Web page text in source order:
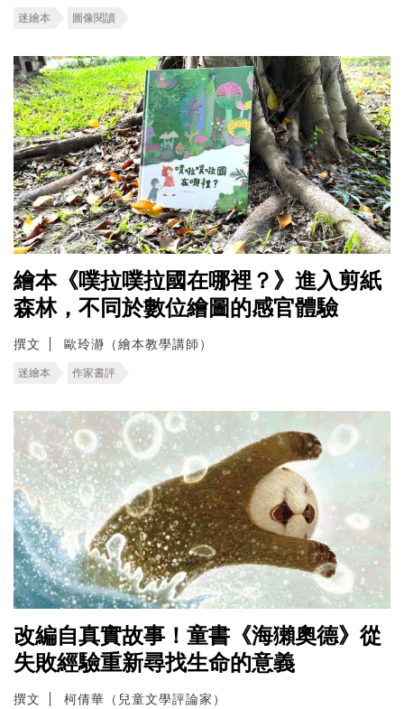
迷繪本 圖像閱讀
繪本《噗拉噗拉國在哪裡？》進入剪紙
森林，不同於數位繪圖的感官體驗
撰文 歐玲瀞（繪本教學講師）
迷繪本 作家書評
改編自真實故事！童書《海獺奧德》從
失敗經驗重新尋找生命的意義
撰文 柯倩華（兒童文學評論家）